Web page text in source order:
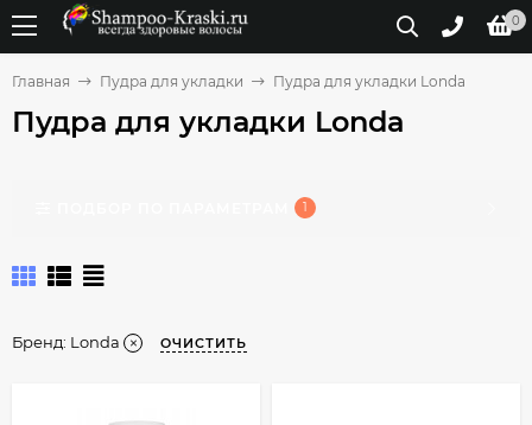
0
Главная Пудра для укладки Пудра для укладки Londa
Пудра для укладки Londa
1
Бренд: Londa ОЧИСТИТЬ